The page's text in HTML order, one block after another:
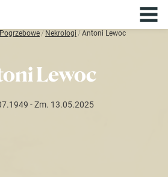
/ Nekrologi / Antoni Lewoc
Lewoc
- Zm. 13.05.2025